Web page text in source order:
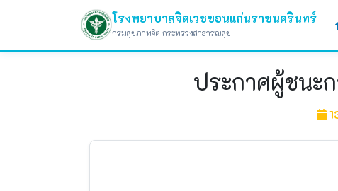
โรงพยาบาลจิตเวชขอนแก่นราชนครินทร์
กรมสุขภาพจิต กระทรวงสาธารณสุข
ประกาศผู้ชนะ